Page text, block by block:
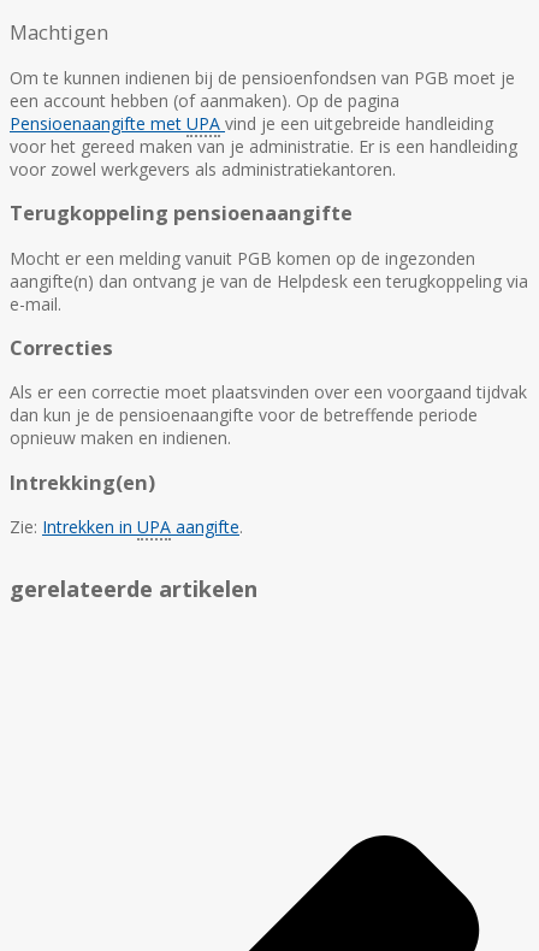
Machtigen
Om te kunnen indienen bij de pensioenfondsen van PGB moet je
een account hebben (of aanmaken). Op de pagina
Pensioenaangifte met UPA vind je een uitgebreide handleiding
voor het gereed maken van je administratie. Er is een handleiding
voor zowel werkgevers als administratiekantoren.
Terugkoppeling pensioenaangifte
Mocht er een melding vanuit PGB komen op de ingezonden
aangifte(n) dan ontvang je van de Helpdesk een terugkoppeling via
e-mail.
Correcties
Als er een correctie moet plaatsvinden over een voorgaand tijdvak
dan kun je de pensioenaangifte voor de betreffende periode
opnieuw maken en indienen.
Intrekking(en)
Zie: Intrekken in UPA aangifte.
gerelateerde artikelen